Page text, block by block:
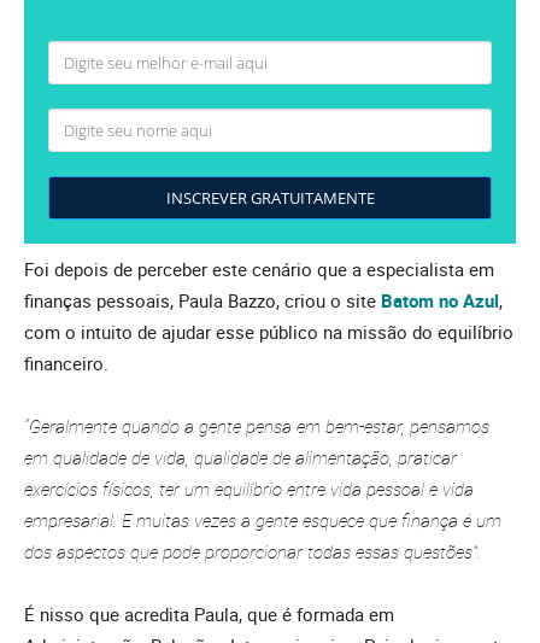
INSCREVER GRATUITAMENTE
Foi depois de perceber este cenário que a especialista em
finanças pessoais, Paula Bazzo, criou o site Batom no Azul,
com o intuito de ajudar esse público na missão do equilíbrio
financeiro.
“Geralmente quando a gente pensa em bem-estar, pensamos
em qualidade de vida, qualidade de alimentação, praticar
exercícios físicos, ter um equilíbrio entre vida pessoal e vida
empresarial. E muitas vezes a gente esquece que finança é um
dos aspectos que pode proporcionar todas essas questões”.
É nisso que acredita Paula, que é formada em